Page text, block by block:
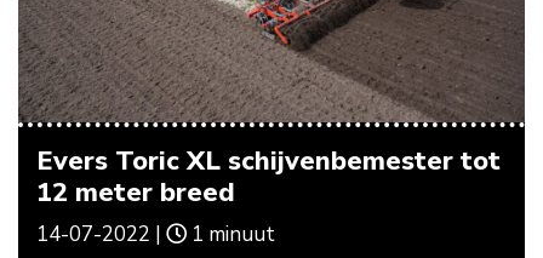
Evers Toric XL schijvenbemester tot
12 meter breed
14-07-2022 | 1 minuut